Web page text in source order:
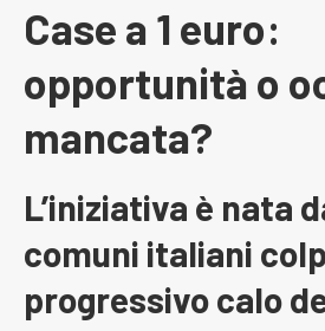
Case a 1 euro:
opportunità o
mancata?
L’iniziativa è nata
comuni italiani
progressivo calo